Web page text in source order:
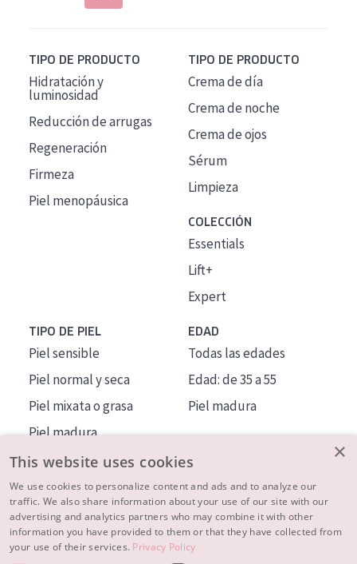
TIPO DE PRODUCTO
Hidratación y
luminosidad
Reducción de arrugas
Regeneración
Firmeza
Piel menopáusica
TIPO DE PRODUCTO
Crema de día
Crema de noche
Crema de ojos
Sérum
Limpieza
COLECCIÓN
Essentials
Lift+
Expert
TIPO DE PIEL
Piel sensible
Piel normal y seca
Piel mixata o grasa
Piel madura
Piel expuesta al sol
Piel menopáusica
EDAD
Todas las edades
Edad: de 35 a 55
Piel madura
MÁS SOBRE NOSOTROS
INSPIRACIÓN
×
This website uses cookies
We use cookies to personalize content and ads and to analyze our
traffic. We also share information about your use of our site with our
advertising and analytics partners who may combine it with other
information you have provided to them or that they have collected from
your use of their services. Privacy Policy